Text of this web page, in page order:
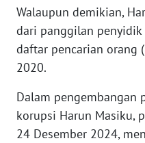
Walaupun demikian,
dari panggilan penyidik
daftar pencarian orang (
2020.
Dalam pengembangan
korupsi Harun Masiku,
24 Desember 2024,
WN
RIAU
SERAMBI
WN